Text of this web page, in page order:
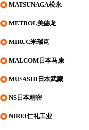
MATSUNAGA松永
METROL美德龙
MIRUC米瑞克
MALCOM日本马康
MUSASHI日本武藏
NS日本精密
NIREI仁礼工业